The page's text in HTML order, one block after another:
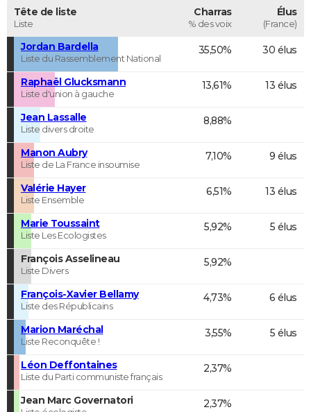
Tête de liste
Liste
Charras
% des voix
Élus
(France)
Jordan Bardella
Liste du Rassemblement National
35,50% 30 élus
Raphaël Glucksmann
Liste d'union à gauche
13,61% 13 élus
Jean Lassalle
Liste divers droite
8,88%
Manon Aubry
Liste de La France insoumise
7,10% 9 élus
Valérie Hayer
Liste Ensemble
6,51% 13 élus
Marie Toussaint
Liste Les Ecologistes
5,92% 5 élus
François Asselineau
Liste Divers
5,92%
François-Xavier Bellamy
Liste des Républicains
4,73% 6 élus
Marion Maréchal
Liste Reconquête !
3,55% 5 élus
Léon Deffontaines
Liste du Parti communiste français
2,37%
Jean Marc Governatori 2,37%